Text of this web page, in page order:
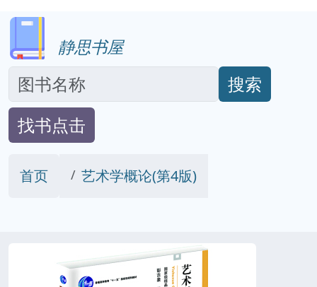
静思书屋
搜索
找书点击
首页 艺术学概论(第4版)